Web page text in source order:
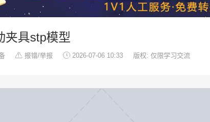
夹具stp模型
报错/举报 2026-07-06 10:33 版权: 仅限学习交流